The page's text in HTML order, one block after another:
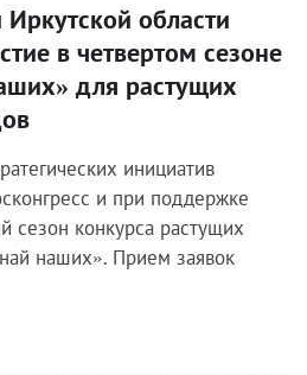
области
в четвертом сезоне
для растущих
инициатив
и при поддержке
сезон конкурса растущих
наших». Прием заявок